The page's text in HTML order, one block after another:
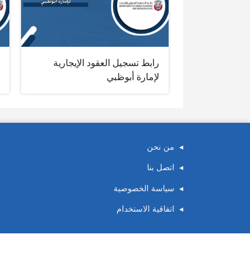
رابط تسجيل العقود الإيجارية
لإمارة أبوظبي
من نحن
اتصل بنا
سياسة الخصوصية
اتفاقية الاستخدام